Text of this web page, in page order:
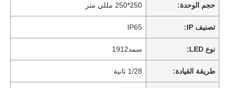
حجم الوحدة: 250*250 مللي متر
تصنيف IP: IP65
نوع LED: سمد1912
طريقة القيادة: 1/28 ثانية